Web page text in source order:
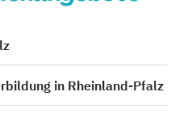
in Rheinland-Pfalz